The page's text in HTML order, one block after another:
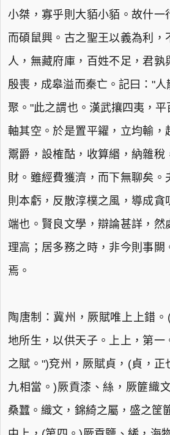
小桀，寡乎則大貊小貊。故什一
而碩鼠興。古之聖王以義為利，
人，無藏府庫，百姓不足，君孰
殷喪，成皋溢而秦亡。記曰："
聚。"此之謂也。漢武攘四夷，
軸其空。於是置平糴，立均輸，
鬻爵，設榷酤，收算緡，納雜稅
財。雖經費獲濟，而下無聊矣。
則本虧，反散淳樸之風，導成貪
端也。賢良文學，辯論甚詳，然
理高；居多務之時，非今則事闕
焉。
陶唐制：冀州，厥賦唯上上錯
地所生，以供天子。上上，第一
之賦。")兗州，厥賦貞，(貞，正
九相當。)厥貢漆、絲，厥篚織
桑蠶。織文，錦綺之屬，盛之筐